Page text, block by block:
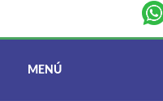
MENÚ